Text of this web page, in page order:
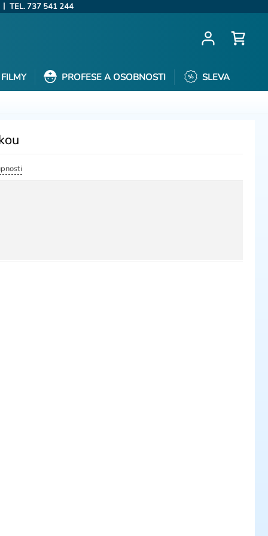
| TEL. 737 541 244
PROFESE A OSOBNOSTI SLEVA